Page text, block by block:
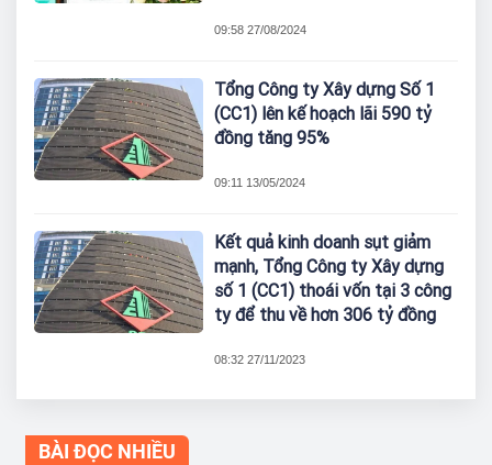
09:58 27/08/2024
Tổng Công ty Xây dựng Số 1
(CC1) lên kế hoạch lãi 590 tỷ
đồng tăng 95%
09:11 13/05/2024
Kết quả kinh doanh sụt giảm
mạnh, Tổng Công ty Xây dựng
số 1 (CC1) thoái vốn tại 3 công
ty để thu về hơn 306 tỷ đồng
08:32 27/11/2023
BÀI ĐỌC NHIỀU